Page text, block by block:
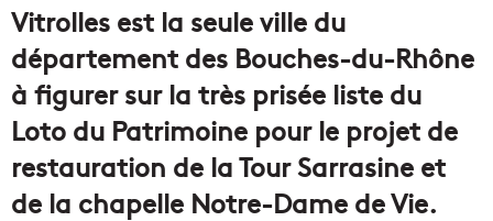
Vitrolles est la seule ville du
département des Bouches-du-Rhône
à figurer sur la très prisée liste du
Loto du Patrimoine pour le projet de
restauration de la Tour Sarrasine et
de la chapelle Notre-Dame de Vie.